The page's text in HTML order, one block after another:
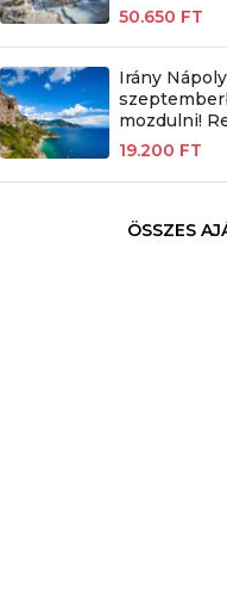
50.650 FT
Irány
mozdulni!
19.200 FT
ÖSSZES